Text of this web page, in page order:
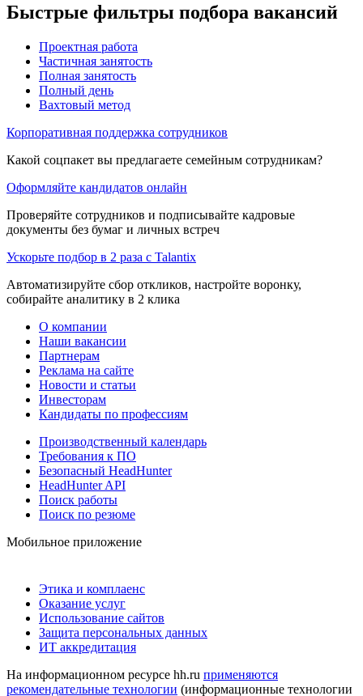
Быстрые фильтры подбора вакансий
Проектная работа
Частичная занятость
Полная занятость
Полный день
Вахтовый метод
Корпоративная поддержка сотрудников
Какой соцпакет вы предлагаете семейным сотрудникам?
Оформляйте кандидатов онлайн
Проверяйте сотрудников и подписывайте кадровые
документы без бумаг и личных встреч
Ускорьте подбор в 2 раза с Talantix
Автоматизируйте сбор откликов, настройте воронку,
собирайте аналитику в 2 клика
О компании
Наши вакансии
Партнерам
Реклама на сайте
Новости и статьи
Инвесторам
Кандидаты по профессиям
Производственный календарь
Требования к ПО
Безопасный HeadHunter
HeadHunter API
Поиск работы
Поиск по резюме
Мобильное приложение
Этика и комплаенс
Оказание услуг
Использование сайтов
Защита персональных данных
ИТ аккредитация
На информационном ресурсе hh.ru применяются
рекомендательные технологии (информационные технологии